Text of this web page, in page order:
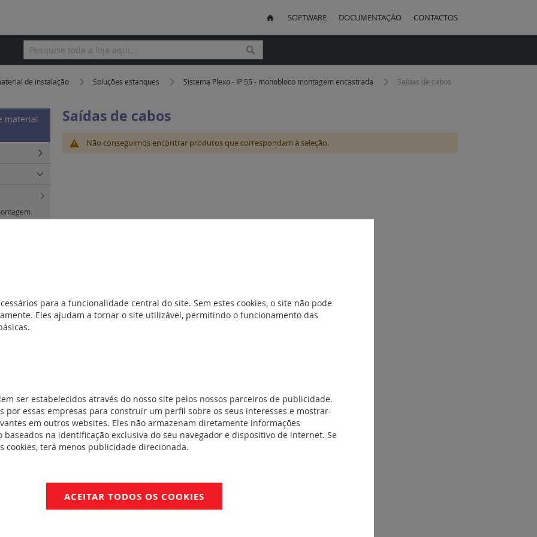
SOFTWARE DOCUMENTAÇÃO CONTACTOS
Pesquisa Pesquisa
de instalação Soluções estanques Sistema Plexo - IP 55 - monobloco montagem encastrada Saídas de cabos
Saídas de cabos
Não conseguimos encontrar produtos que correspondam à seleção.
material
V~(0)
(3)
para a funcionalidade central do site. Sem estes cookies, o site não pode
Eles ajudam a tornar o site utilizável, permitindo o funcionamento das
ser estabelecidos através do nosso site pelos nossos parceiros de publicidade.
por essas empresas para construir um perfil sobre os seus interesses e mostrar-
em outros websites. Eles não armazenam diretamente informações
baseados na identificação exclusiva do seu navegador e dispositivo de internet. Se
cookies, terá menos publicidade direcionada.
ACEITAR TODOS OS COOKIES